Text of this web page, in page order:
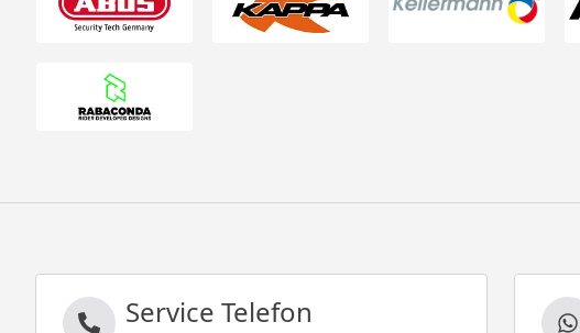
Service Telefon